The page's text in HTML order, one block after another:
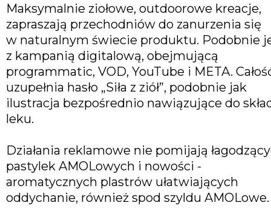
Maksymalnie ziołowe, outdoorowe kreacje,
zapraszają przechodniów do zanurzenia się
w naturalnym świecie produktu. Podobnie
z kampanią digitalową, obejmującą
programmatic, VOD, YouTube i META.
uzupełnia hasło „Siła z ziół”, podobnie jak
ilustracja bezpośrednio nawiązujące do
leku.
Działania reklamowe nie pomijają
pastylek AMOLowych i nowości -
aromatycznych plastrów ułatwiających
oddychanie, również spod szyldu AMOLowe.